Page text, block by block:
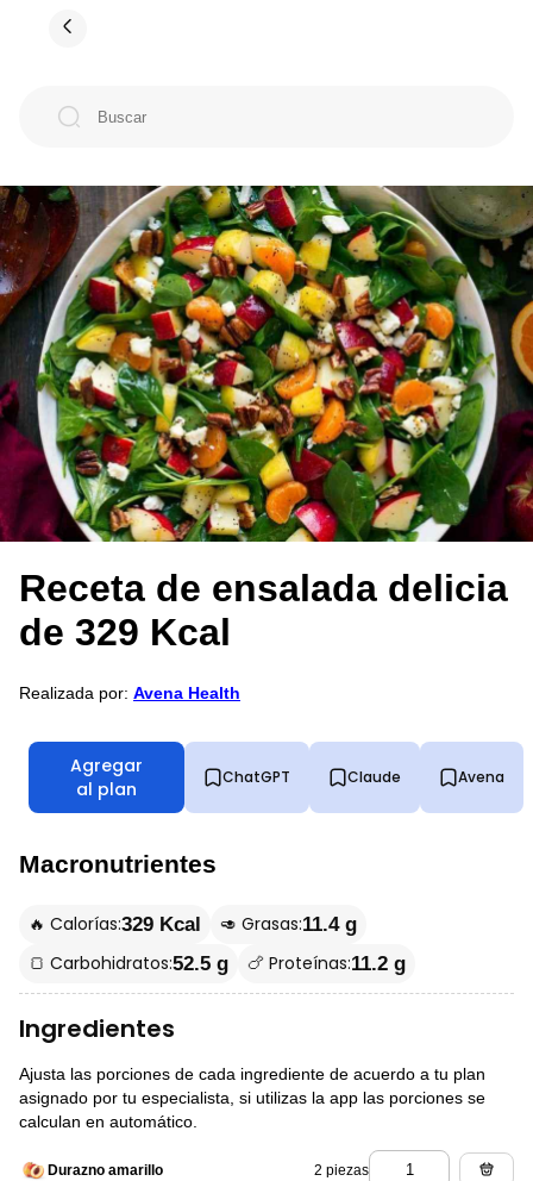
Receta de ensalada delicia
de 329 Kcal
Realizada por: Avena Health
Agregar
al plan
ChatGPT Claude Avena
Macronutrientes
🔥 Calorías:329 Kcal 🥑 Grasas:11.4 g
🍞 Carbohidratos:52.5 g 🍗 Proteínas:11.2 g
Ingredientes
Ajusta las porciones de cada ingrediente de acuerdo a tu plan
asignado por tu especialista, si utilizas la app las porciones se
calculan en automático.
Durazno amarillo 2 piezas